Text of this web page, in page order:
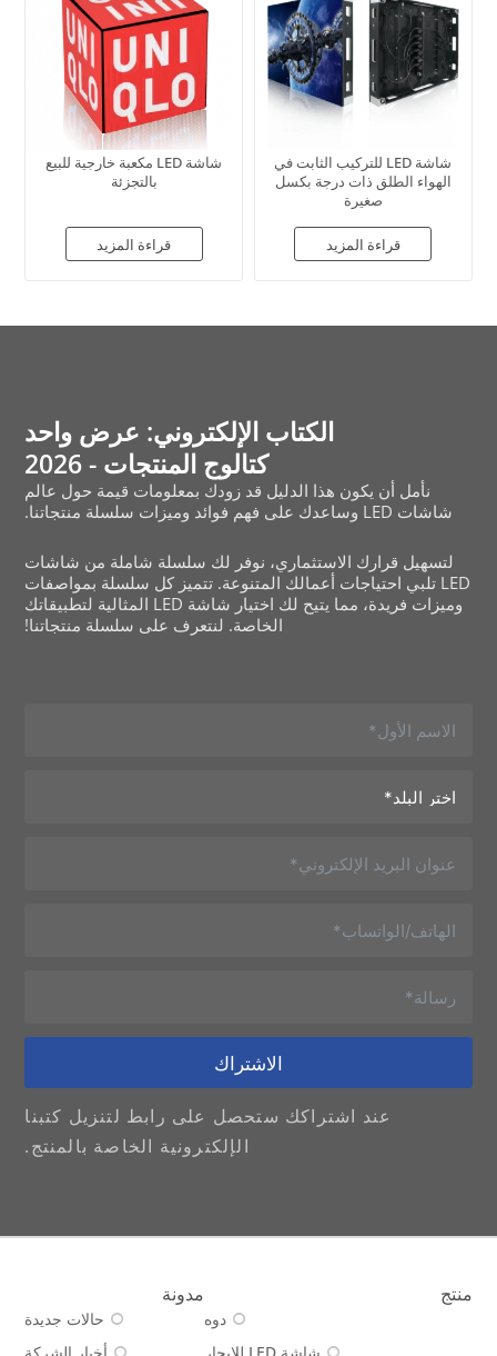
شاشة LED للتركيب الثابت في
الهواء الطلق ذات درجة بكسل
صغيرة
قراءة المزيد
شاشة LED مكعبة خارجية للبيع
بالتجزئة
قراءة المزيد
الكتاب الإلكتروني: عرض واحد
كتالوج المنتجات - 2026
نأمل أن يكون هذا الدليل قد زودك بمعلومات قيمة حول عالم
شاشات LED وساعدك على فهم فوائد وميزات سلسلة منتجاتنا.
لتسهيل قرارك الاستثماري، نوفر لك سلسلة شاملة من شاشات
LED تلبي احتياجات أعمالك المتنوعة. تتميز كل سلسلة بمواصفات
وميزات فريدة، مما يتيح لك اختيار شاشة LED المثالية لتطبيقاتك
الخاصة. لنتعرف على سلسلة منتجاتنا!
الاشتراك
عند اشتراكك ستحصل على رابط لتنزيل كتبنا
الإلكترونية الخاصة بالمنتج.
منتج
دوه
شاشة LED للإيجار
مدونة
حالات جديدة
أخبار الشركة